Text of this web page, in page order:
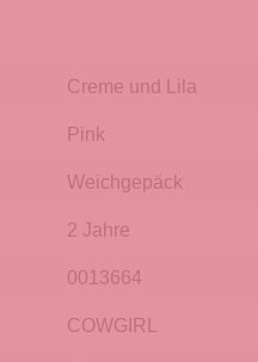
Creme und Lila
Pink
Weichgepäck
2 Jahre
0013664
COWGIRL